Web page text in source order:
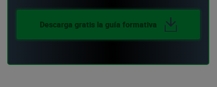
Descarga gratis la guía formativa